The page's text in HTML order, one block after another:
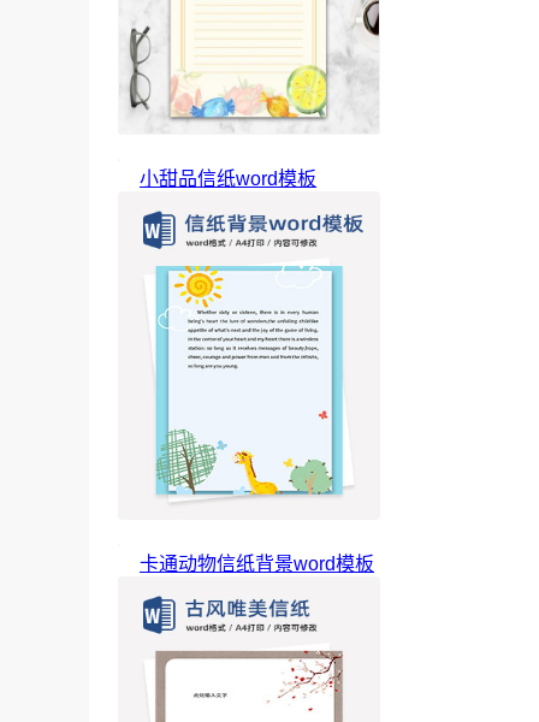
小甜品信纸word模板
卡通动物信纸背景word模板